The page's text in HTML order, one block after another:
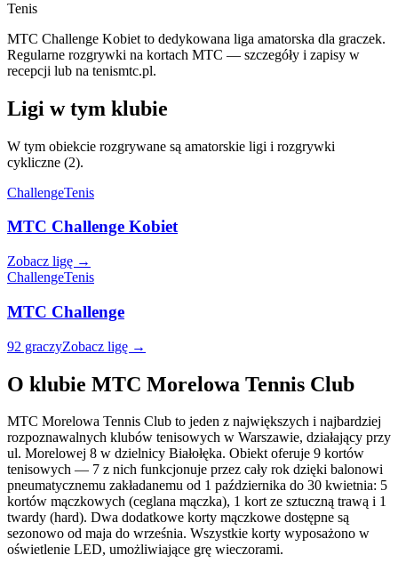
Tenis
MTC Challenge Kobiet to dedykowana liga amatorska dla graczek.
Regularne rozgrywki na kortach MTC — szczegóły i zapisy w
recepcji lub na tenismtc.pl.
Ligi w tym klubie
W tym obiekcie rozgrywane są amatorskie ligi i rozgrywki
cykliczne (2).
ChallengeTenis
MTC Challenge Kobiet
Zobacz ligę →
ChallengeTenis
MTC Challenge
92 graczyZobacz ligę →
O klubie MTC Morelowa Tennis Club
MTC Morelowa Tennis Club to jeden z największych i najbardziej
rozpoznawalnych klubów tenisowych w Warszawie, działający przy
ul. Morelowej 8 w dzielnicy Białołęka. Obiekt oferuje 9 kortów
tenisowych — 7 z nich funkcjonuje przez cały rok dzięki balonowi
pneumatycznemu zakładanemu od 1 października do 30 kwietnia: 5
kortów mączkowych (ceglana mączka), 1 kort ze sztuczną trawą i 1
twardy (hard). Dwa dodatkowe korty mączkowe dostępne są
sezonowo od maja do września. Wszystkie korty wyposażono w
oświetlenie LED, umożliwiające grę wieczorami.